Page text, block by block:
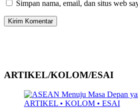
Simpan nama, email, dan situs web
ARTIKEL/KOLOM/ESAI
ARTIKEL • KOLOM • ESAI